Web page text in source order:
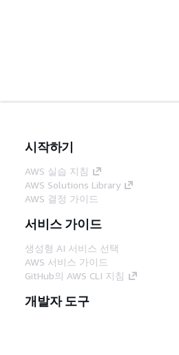
시작하기
AWS 실습 지침
AWS Solutions Library
AWS 결정 가이드
서비스 가이드
생성형 AI 서비스 선택
AWS 서비스 가이드
GitHub의 AWS CLI 지침
개발자 도구